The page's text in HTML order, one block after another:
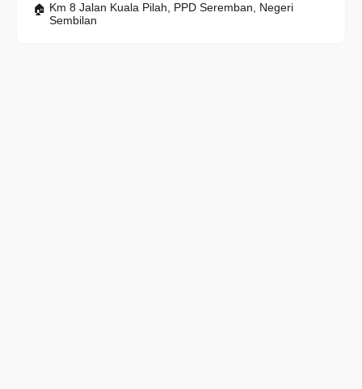
Km 8 Jalan Kuala Pilah, PPD Seremban, Negeri
Sembilan